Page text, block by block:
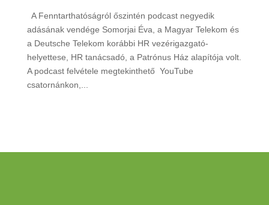
A Fenntarthatóságról őszintén podcast negyedik
adásának vendége Somorjai Éva, a Magyar Telekom és
a Deutsche Telekom korábbi HR vezérigazgató-
helyettese, HR tanácsadó, a Patrónus Ház alapítója volt.
A podcast felvétele megtekinthető YouTube
csatornánkon,...